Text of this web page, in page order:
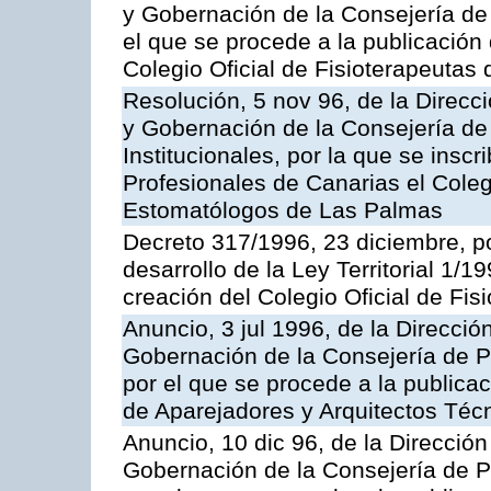
y Gobernación de la Consejería
el que se procede a la
Colegio Oficial de Fisioterapeutas
Resolución, 5 nov 96, de la
y Gobernación de la Consejería
Institucionales, por la que se
Profesionales de Canarias el
Estomatólogos de Las Palmas
Decreto 317/1996, 23 diciembre,
desarrollo de la Ley Territorial 1/
creación del Colegio Oficial de
Anuncio, 3 jul 1996, de la
Gobernación de la Consejería de
por el que se procede a la
de Aparejadores y Arquitectos
Anuncio, 10 dic 96, de la
Gobernación de la Consejería de